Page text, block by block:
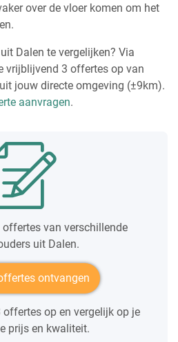
over de vloer komen om het
Dalen te vergelijken? Via
vrijblijvend 3 offertes op van
jouw directe omgeving (±9km).
aanvragen.
van verschillende
uit Dalen.
ontvangen
op en vergelijk op je
prijs en kwaliteit.